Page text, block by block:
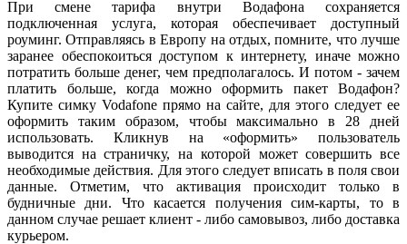
При смене тарифа внутри Водафона сохраняется
подключенная услуга, которая обеспечивает доступный
роуминг. Отправляясь в Европу на отдых, помните, что лучше
заранее обеспокоиться доступом к интернету, иначе можно
потратить больше денег, чем предполагалось. И потом - зачем
платить больше, когда можно оформить пакет Водафон?
Купите симку Vodafone прямо на сайте, для этого следует ее
оформить таким образом, чтобы максимально в 28 дней
использовать. Кликнув на «оформить» пользователь
выводится на страничку, на которой может совершить все
необходимые действия. Для этого следует вписать в поля свои
данные. Отметим, что активация происходит только в
будничные дни. Что касается получения сим-карты, то в
данном случае решает клиент - либо самовывоз, либо доставка
курьером.